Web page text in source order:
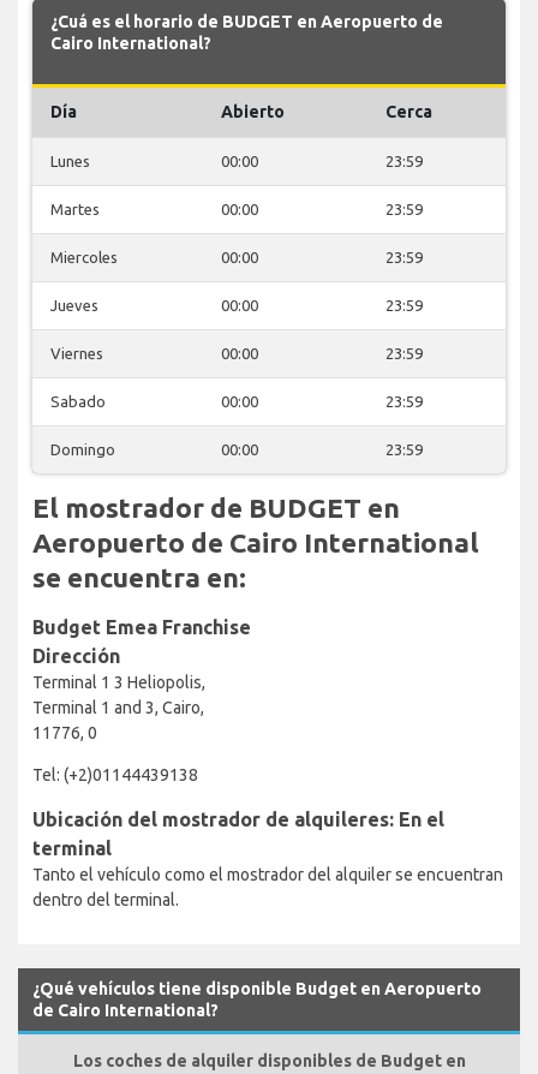
¿Cuá es el horario de BUDGET en Aeropuerto de
Cairo International?
Día Abierto Cerca
Lunes 00:00 23:59
Martes 00:00 23:59
Miercoles 00:00 23:59
Jueves 00:00 23:59
Viernes 00:00 23:59
Sabado 00:00 23:59
Domingo 00:00 23:59
El mostrador de BUDGET en
Aeropuerto de Cairo International
se encuentra en:
Budget Emea Franchise
Dirección
Terminal 1 3 Heliopolis,
Terminal 1 and 3, Cairo,
11776, 0
Tel: (+2)01144439138
Ubicación del mostrador de alquileres: En el
terminal
Tanto el vehículo como el mostrador del alquiler se encuentran
dentro del terminal.
¿Qué vehículos tiene disponible Budget en Aeropuerto
de Cairo International?
Los coches de alquiler disponibles de Budget en